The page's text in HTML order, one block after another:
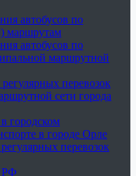
автобусов по
маршрутам
автобусов по
маршрутной
перевозок
сети города
городском
в городе Орле
перевозок
РФ